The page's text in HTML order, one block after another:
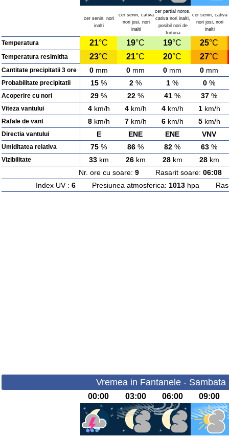
cer senin, nori
inalti
cer senin, cativa
nori josi, nori
inalti
cer partial noros,
cativa nori inalti,
posibil nori de
furtuna
cer senin, cativa
nori josi, nori
inalti
Temperatura 21°C 19°C 19°C 25°C
Temperatura resimitita 23°C 21°C 20°C 27°C
Cantitate precipitatii 3 ore 0 mm 0 mm 0 mm 0 mm
Probabilitate precipitatii 15 % 2 % 1 % 0 %
Acoperire cu nori 29 % 22 % 41 % 37 %
Viteza vantului 4km/h 4km/h 4km/h 1km/h
Rafale de vant 8km/h 7km/h 6km/h 5km/h
Directia vantului E ENE ENE VNV
Umiditatea relativa 75 % 86 % 82 % 63 %
Vizibilitate 33km 26km 28km 28km
Nr. ore cu soare: 9Rasarit soare: 06:08
Index UV : 6 Presiunea atmosferica: 1013 hpa
Vremea in Fantanele - Sambata
00:00 03:00 06:00 09:00